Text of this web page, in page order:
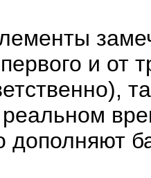
и от
дополняют